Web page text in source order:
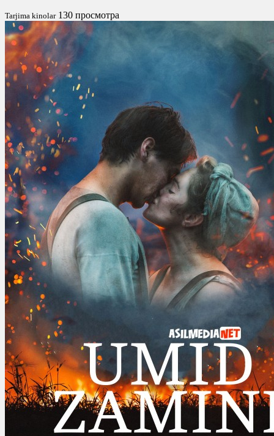
Tarjima kinolar 130 просмотра